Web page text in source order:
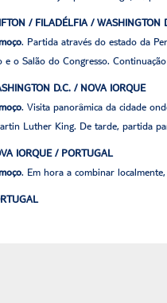
/ FILADÉLFIA / WASHINGTON
. Partida através do estado da
e o Salão do Congresso.
D.C. / NOVA IORQUE
. Visita panorâmica da cidade
Luther King. De tarde, partida
IORQUE / PORTUGAL
. Em hora a combinar